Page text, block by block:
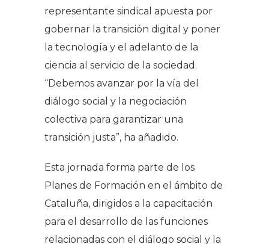
representante sindical apuesta por
gobernar la transición digital y poner
la tecnología y el adelanto de la
ciencia al servicio de la sociedad.
“Debemos avanzar por la vía del
diálogo social y la negociación
colectiva para garantizar una
transición justa”, ha añadido.
Esta jornada forma parte de los
Planes de Formación en el ámbito de
Cataluña, dirigidos a la capacitación
para el desarrollo de las funciones
relacionadas con el diálogo social y la